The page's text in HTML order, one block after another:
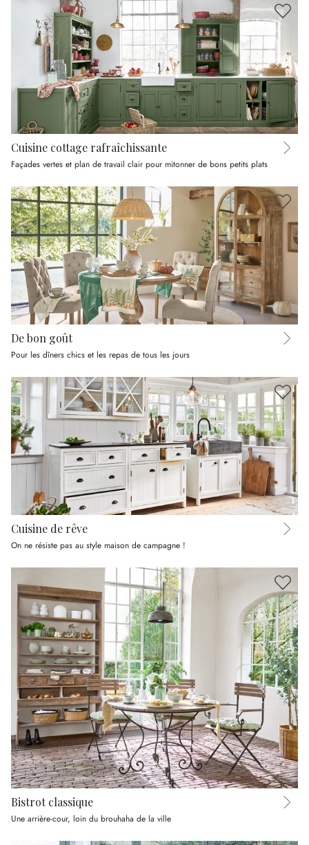
Cuisine cottage rafraîchissante
Façades vertes et plan de travail clair pour mitonner de bons petits plats
De bon goût
Pour les dîners chics et les repas de tous les jours
Cuisine de rêve
On ne résiste pas au style maison de campagne !
Bistrot classique
Une arrière-cour, loin du brouhaha de la ville